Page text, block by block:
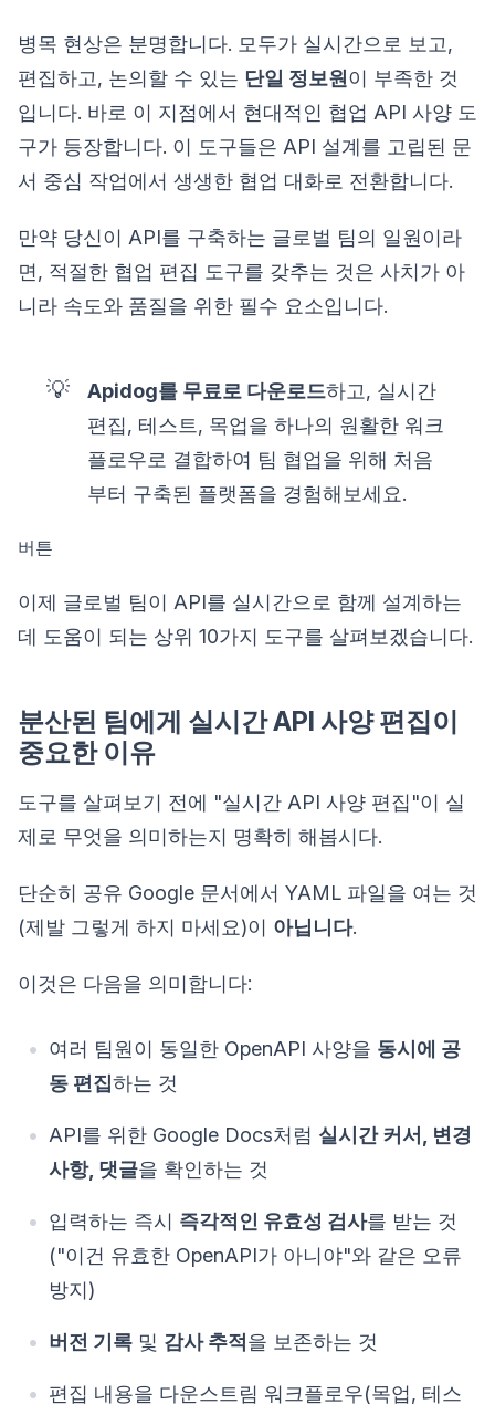
병목 현상은 분명합니다. 모두가 실시간으로 보고,
편집하고, 논의할 수 있는 단일 정보원 이 부족한 것
입니다. 바로 이 지점에서 현대적인 협업 API 사양 도
구가 등장합니다. 이 도구들은 API 설계를 고립된 문
서 중심 작업에서 생생한 협업 대화로 전환합니다.
만약 당신이 API를 구축하는 글로벌 팀의 일원이라
면, 적절한 협업 편집 도구를 갖추는 것은 사치가 아
니라 속도와 품질을 위한 필수 요소입니다.
💡 Apidog를 무료로 다운로드하고, 실시간
편집, 테스트, 목업을 하나의 원활한 워크
플로우로 결합하여 팀 협업을 위해 처음
부터 구축된 플랫폼을 경험해보세요.
버튼
이제 글로벌 팀이 API를 실시간으로 함께 설계하는
데 도움이 되는 상위 10가지 도구를 살펴보겠습니다.
분산된 팀에게 실시간 API 사양 편집이
중요한 이유
도구를 살펴보기 전에 "실시간 API 사양 편집"이 실
제로 무엇을 의미하는지 명확히 해봅시다.
단순히 공유 Google 문서에서 YAML 파일을 여는 것
(제발 그렇게 하지 마세요)이 아닙니다.
이것은 다음을 의미합니다:
여러 팀원이 동일한 OpenAPI 사양을 동시에 공
동 편집하는 것
API를 위한 Google Docs처럼 실시간 커서, 변경
사항, 댓글을 확인하는 것
입력하는 즉시 즉각적인 유효성 검사를 받는 것
("이건 유효한 OpenAPI가 아니야"와 같은 오류
방지)
버전 기록 및 감사 추적 을 보존하는 것
편집 내용을 다운스트림 워크플로우(목업, 테스